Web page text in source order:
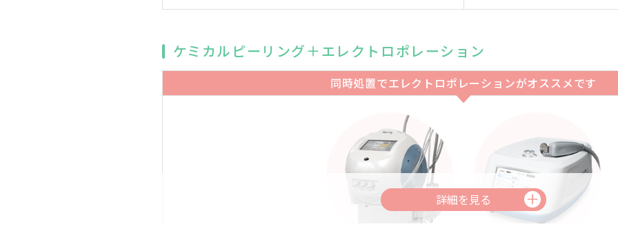
ケミカルピーリング＋エレクトロポレーション
同時処置でエレクトロポレーションがオススメです